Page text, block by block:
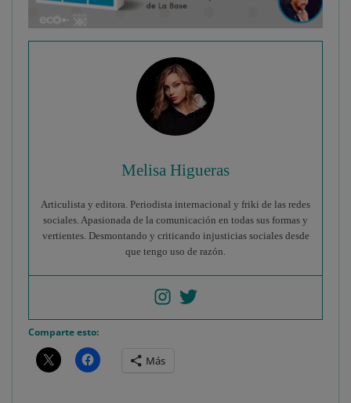
Melisa Higueras
Articulista y editora. Periodista internacional y friki de las redes
sociales. Apasionada de la comunicación en todas sus formas y
vertientes. Desmontando y criticando injusticias sociales desde
que tengo uso de razón.
Comparte esto:
Más